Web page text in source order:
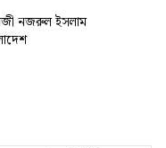
নজরুল ইসলাম